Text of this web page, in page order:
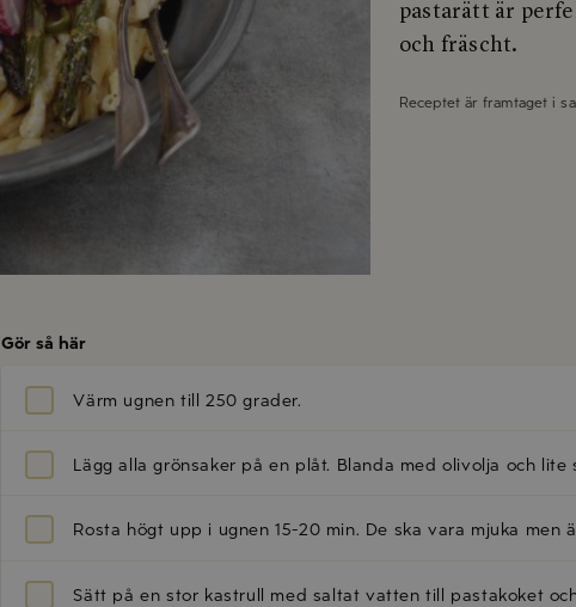
pastarätt är
och fräscht.
Receptet är framtaget i
Gör så här
Värm ugnen till 250 grader.
Lägg alla grönsaker på en plåt. Blanda med olivolja och lite
Rosta högt upp i ugnen 15-20 min. De ska vara mjuka men
Sätt på en stor kastrull med saltat vatten till pastakoket